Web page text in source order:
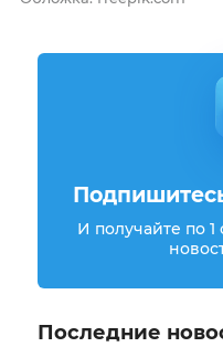
И получайте по
Последние